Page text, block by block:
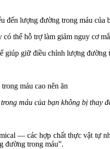
đến lượng đường trong máu của
thể hỗ trợ làm giảm nguy cơ
giúp giữ điều chỉnh lượng đường
máu của bạn không bị thay
— các hợp chất thực vật tự
đường trong máu”.